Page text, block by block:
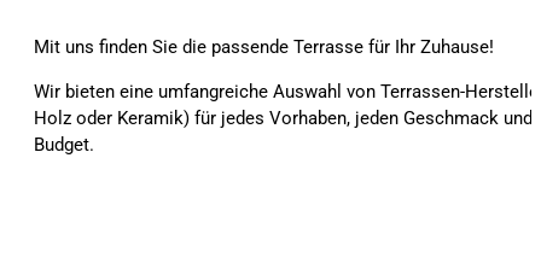
Mit uns finden Sie die passende Terrasse für Ihr Zuhause!
Wir bieten eine umfangreiche Auswahl von Terrassen-
Holz oder Keramik) für jedes Vorhaben, jeden Geschmack und
Budget.